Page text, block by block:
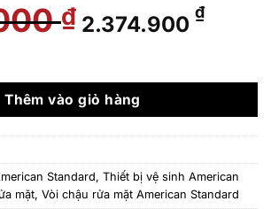
₫ Giá
gốc
2.500.000 ₫.
2.374.900 ₫Giá
là:
lạnh American Standard FL0302-A số
Thêm vào giỏ hàng
Standard, Thiết bị vệ sinh American
mặt, Vòi chậu rửa mặt American Standard